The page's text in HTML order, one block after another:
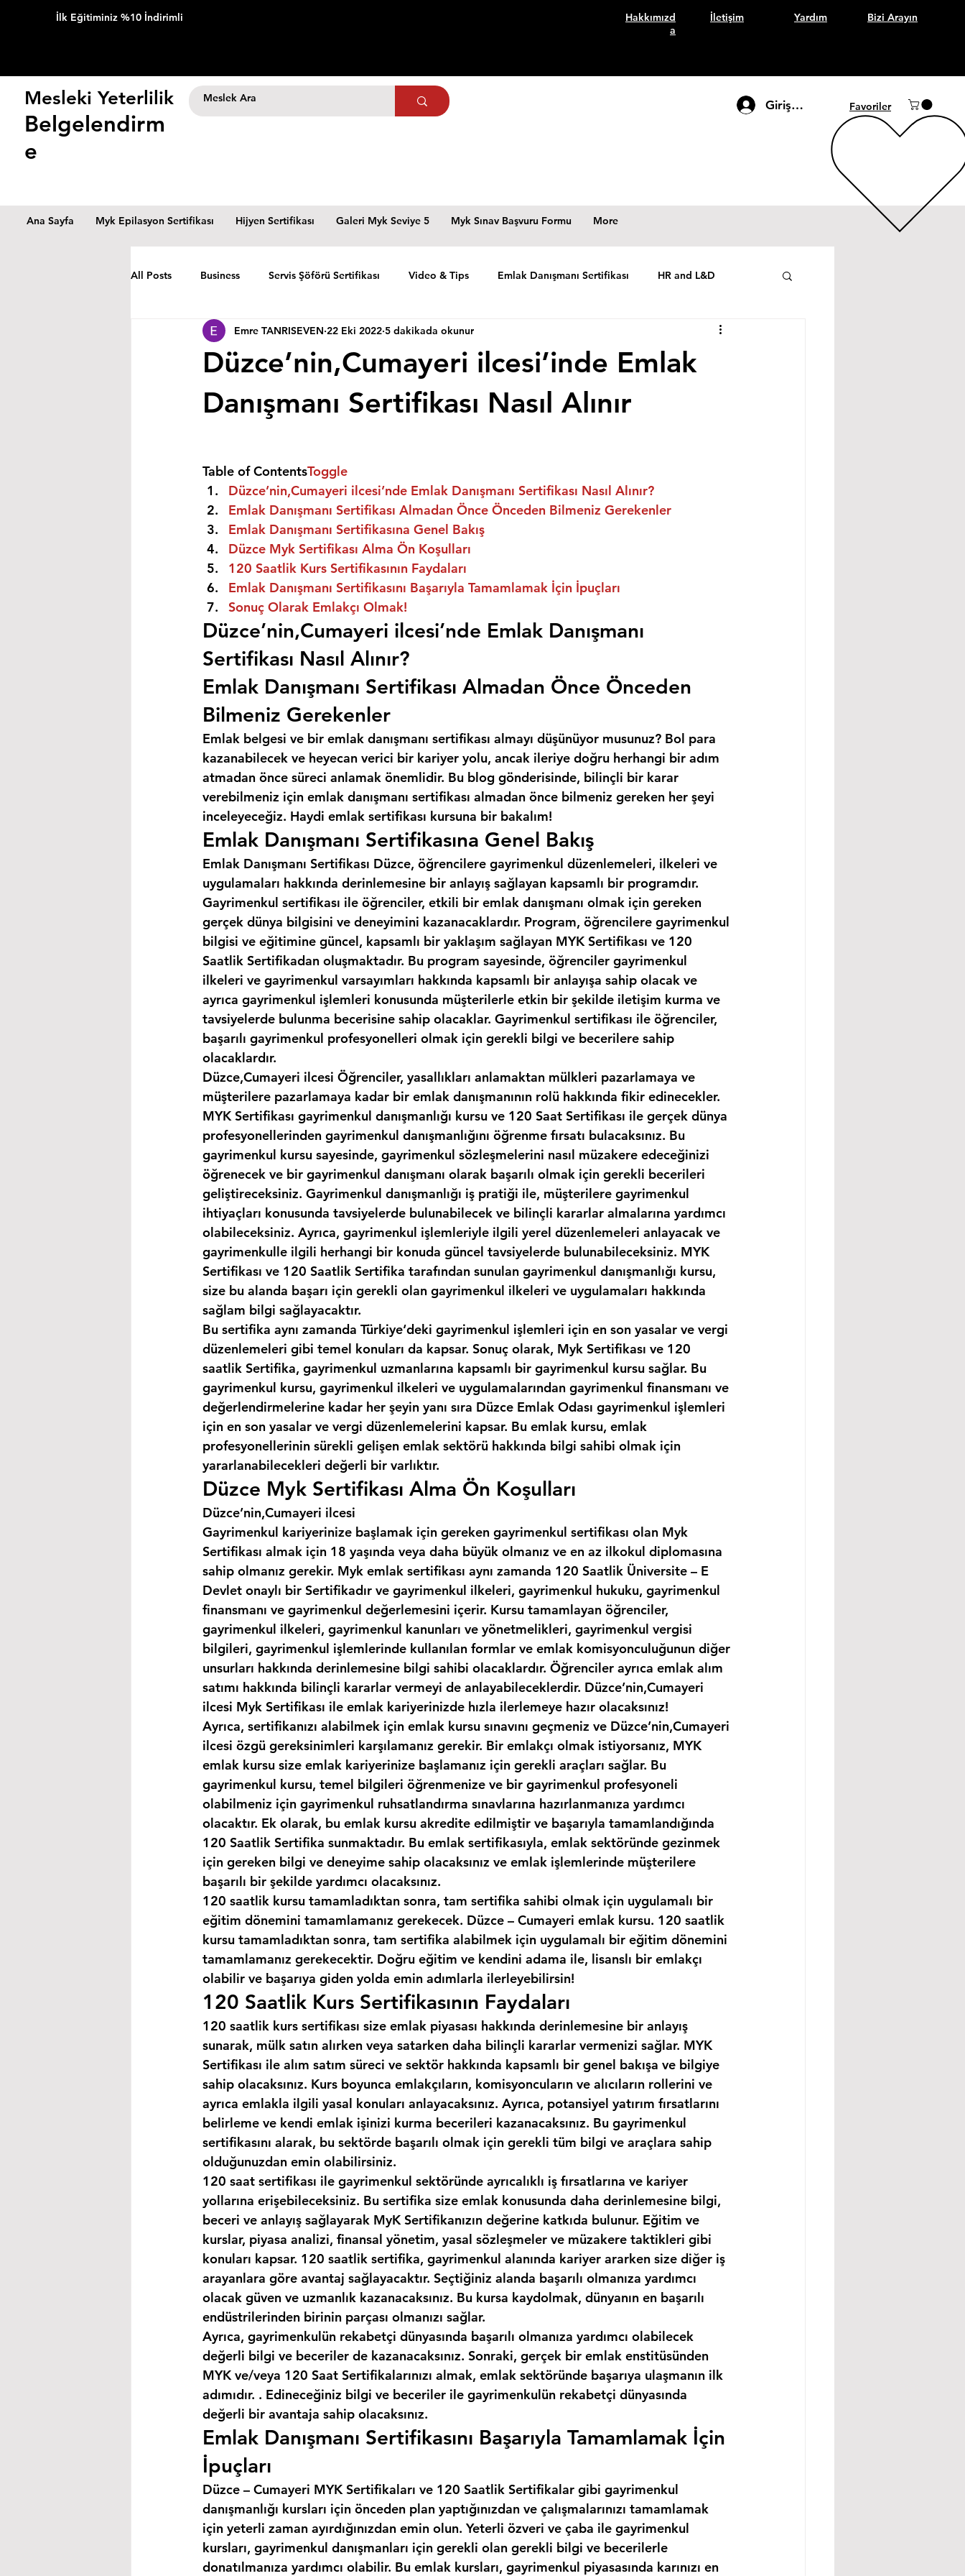
İlk Eğitiminiz %10 İndirimli
Hakkımızd
a
İletişim Yardım Bizi Arayın
Mesleki Yeterlilik
Belgelendirm
e
Giriş Yap Favoriler
Ana Sayfa Myk Epilasyon Sertifikası Hijyen Sertifikası Galeri Myk Seviye 5 Myk Sınav Başvuru Formu More
All Posts Business Servis Şöförü Sertifikası Video & Tips Emlak Danışmanı Sertifikası HR and L&D
Düzce’nin,Cumayeri ilcesi’inde Emlak
Danışmanı Sertifikası Nasıl Alınır
Emre TANRISEVEN 22 Eki 2022 5 dakikada okunur
Table of ContentsToggle
Düzce’nin,Cumayeri ilcesi’nde Emlak Danışmanı Sertifikası Nasıl Alınır?
Emlak Danışmanı Sertifikası Almadan Önce Önceden Bilmeniz Gerekenler
Emlak Danışmanı Sertifikasına Genel Bakış
Düzce Myk Sertifikası Alma Ön Koşulları
120 Saatlik Kurs Sertifikasının Faydaları
Emlak Danışmanı Sertifikasını Başarıyla Tamamlamak İçin İpuçları
Sonuç Olarak Emlakçı Olmak!
Düzce’nin,Cumayeri ilcesi’nde Emlak Danışmanı
Sertifikası Nasıl Alınır?
Emlak Danışmanı Sertifikası Almadan Önce Önceden
Bilmeniz Gerekenler
Emlak belgesi ve bir emlak danışmanı sertifikası almayı düşünüyor musunuz? Bol para
kazanabilecek ve heyecan verici bir kariyer yolu, ancak ileriye doğru herhangi bir adım
atmadan önce süreci anlamak önemlidir. Bu blog gönderisinde, bilinçli bir karar
verebilmeniz için emlak danışmanı sertifikası almadan önce bilmeniz gereken her şeyi
inceleyeceğiz. Haydi emlak sertifikası kursuna bir bakalım!
Emlak Danışmanı Sertifikasına Genel Bakış
Emlak Danışmanı Sertifikası Düzce, öğrencilere gayrimenkul düzenlemeleri, ilkeleri ve
uygulamaları hakkında derinlemesine bir anlayış sağlayan kapsamlı bir programdır.
Gayrimenkul sertifikası ile öğrenciler, etkili bir emlak danışmanı olmak için gereken
gerçek dünya bilgisini ve deneyimini kazanacaklardır. Program, öğrencilere gayrimenkul
bilgisi ve eğitimine güncel, kapsamlı bir yaklaşım sağlayan MYK Sertifikası ve 120
Saatlik Sertifikadan oluşmaktadır. Bu program sayesinde, öğrenciler gayrimenkul
ilkeleri ve gayrimenkul varsayımları hakkında kapsamlı bir anlayışa sahip olacak ve
ayrıca gayrimenkul işlemleri konusunda müşterilerle etkin bir şekilde iletişim kurma ve
tavsiyelerde bulunma becerisine sahip olacaklar. Gayrimenkul sertifikası ile öğrenciler,
başarılı gayrimenkul profesyonelleri olmak için gerekli bilgi ve becerilere sahip
olacaklardır.
Düzce,Cumayeri ilcesi Öğrenciler, yasallıkları anlamaktan mülkleri pazarlamaya ve
müşterilere pazarlamaya kadar bir emlak danışmanının rolü hakkında fikir edinecekler.
MYK Sertifikası gayrimenkul danışmanlığı kursu ve 120 Saat Sertifikası ile gerçek dünya
profesyonellerinden gayrimenkul danışmanlığını öğrenme fırsatı bulacaksınız. Bu
gayrimenkul kursu sayesinde, gayrimenkul sözleşmelerini nasıl müzakere edeceğinizi
öğrenecek ve bir gayrimenkul danışmanı olarak başarılı olmak için gerekli becerileri
geliştireceksiniz. Gayrimenkul danışmanlığı iş pratiği ile, müşterilere gayrimenkul
ihtiyaçları konusunda tavsiyelerde bulunabilecek ve bilinçli kararlar almalarına yardımcı
olabileceksiniz. Ayrıca, gayrimenkul işlemleriyle ilgili yerel düzenlemeleri anlayacak ve
gayrimenkulle ilgili herhangi bir konuda güncel tavsiyelerde bulunabileceksiniz. MYK
Sertifikası ve 120 Saatlik Sertifika tarafından sunulan gayrimenkul danışmanlığı kursu,
size bu alanda başarı için gerekli olan gayrimenkul ilkeleri ve uygulamaları hakkında
sağlam bilgi sağlayacaktır.
Bu sertifika aynı zamanda Türkiye‘deki gayrimenkul işlemleri için en son yasalar ve vergi
düzenlemeleri gibi temel konuları da kapsar. Sonuç olarak, Myk Sertifikası ve 120
saatlik Sertifika, gayrimenkul uzmanlarına kapsamlı bir gayrimenkul kursu sağlar. Bu
gayrimenkul kursu, gayrimenkul ilkeleri ve uygulamalarından gayrimenkul finansmanı ve
değerlendirmelerine kadar her şeyin yanı sıra Düzce Emlak Odası gayrimenkul işlemleri
için en son yasalar ve vergi düzenlemelerini kapsar. Bu emlak kursu, emlak
profesyonellerinin sürekli gelişen emlak sektörü hakkında bilgi sahibi olmak için
yararlanabilecekleri değerli bir varlıktır.
Düzce Myk Sertifikası Alma Ön Koşulları
Düzce’nin,Cumayeri ilcesi
Gayrimenkul kariyerinize başlamak için gereken gayrimenkul sertifikası olan Myk
Sertifikası almak için 18 yaşında veya daha büyük olmanız ve en az ilkokul diplomasına
sahip olmanız gerekir. Myk emlak sertifikası aynı zamanda 120 Saatlik Üniversite – E
Devlet onaylı bir Sertifikadır ve gayrimenkul ilkeleri, gayrimenkul hukuku, gayrimenkul
finansmanı ve gayrimenkul değerlemesini içerir. Kursu tamamlayan öğrenciler,
gayrimenkul ilkeleri, gayrimenkul kanunları ve yönetmelikleri, gayrimenkul vergisi
bilgileri, gayrimenkul işlemlerinde kullanılan formlar ve emlak komisyonculuğunun diğer
unsurları hakkında derinlemesine bilgi sahibi olacaklardır. Öğrenciler ayrıca emlak alım
satımı hakkında bilinçli kararlar vermeyi de anlayabileceklerdir. Düzce’nin,Cumayeri
ilcesi Myk Sertifikası ile emlak kariyerinizde hızla ilerlemeye hazır olacaksınız!
Ayrıca, sertifikanızı alabilmek için emlak kursu sınavını geçmeniz ve Düzce’nin,Cumayeri
ilcesi özgü gereksinimleri karşılamanız gerekir. Bir emlakçı olmak istiyorsanız, MYK
emlak kursu size emlak kariyerinize başlamanız için gerekli araçları sağlar. Bu
gayrimenkul kursu, temel bilgileri öğrenmenize ve bir gayrimenkul profesyoneli
olabilmeniz için gayrimenkul ruhsatlandırma sınavlarına hazırlanmanıza yardımcı
olacaktır. Ek olarak, bu emlak kursu akredite edilmiştir ve başarıyla tamamlandığında
120 Saatlik Sertifika sunmaktadır. Bu emlak sertifikasıyla, emlak sektöründe gezinmek
için gereken bilgi ve deneyime sahip olacaksınız ve emlak işlemlerinde müşterilere
başarılı bir şekilde yardımcı olacaksınız.
120 saatlik kursu tamamladıktan sonra, tam sertifika sahibi olmak için uygulamalı bir
eğitim dönemini tamamlamanız gerekecek. Düzce – Cumayeri emlak kursu. 120 saatlik
kursu tamamladıktan sonra, tam sertifika alabilmek için uygulamalı bir eğitim dönemini
tamamlamanız gerekecektir. Doğru eğitim ve kendini adama ile, lisanslı bir emlakçı
olabilir ve başarıya giden yolda emin adımlarla ilerleyebilirsin!
120 Saatlik Kurs Sertifikasının Faydaları
120 saatlik kurs sertifikası size emlak piyasası hakkında derinlemesine bir anlayış
sunarak, mülk satın alırken veya satarken daha bilinçli kararlar vermenizi sağlar. MYK
Sertifikası ile alım satım süreci ve sektör hakkında kapsamlı bir genel bakışa ve bilgiye
sahip olacaksınız. Kurs boyunca emlakçıların, komisyoncuların ve alıcıların rollerini ve
ayrıca emlakla ilgili yasal konuları anlayacaksınız. Ayrıca, potansiyel yatırım fırsatlarını
belirleme ve kendi emlak işinizi kurma becerileri kazanacaksınız. Bu gayrimenkul
sertifikasını alarak, bu sektörde başarılı olmak için gerekli tüm bilgi ve araçlara sahip
olduğunuzdan emin olabilirsiniz.
120 saat sertifikası ile gayrimenkul sektöründe ayrıcalıklı iş fırsatlarına ve kariyer
yollarına erişebileceksiniz. Bu sertifika size emlak konusunda daha derinlemesine bilgi,
beceri ve anlayış sağlayarak MyK Sertifikanızın değerine katkıda bulunur. Eğitim ve
kurslar, piyasa analizi, finansal yönetim, yasal sözleşmeler ve müzakere taktikleri gibi
konuları kapsar. 120 saatlik sertifika, gayrimenkul alanında kariyer ararken size diğer iş
arayanlara göre avantaj sağlayacaktır. Seçtiğiniz alanda başarılı olmanıza yardımcı
olacak güven ve uzmanlık kazanacaksınız. Bu kursa kaydolmak, dünyanın en başarılı
endüstrilerinden birinin parçası olmanızı sağlar.
Ayrıca, gayrimenkulün rekabetçi dünyasında başarılı olmanıza yardımcı olabilecek
değerli bilgi ve beceriler de kazanacaksınız. Sonraki, gerçek bir emlak enstitüsünden
MYK ve/veya 120 Saat Sertifikalarınızı almak, emlak sektöründe başarıya ulaşmanın ilk
adımıdır. . Edineceğiniz bilgi ve beceriler ile gayrimenkulün rekabetçi dünyasında
değerli bir avantaja sahip olacaksınız.
Emlak Danışmanı Sertifikasını Başarıyla Tamamlamak İçin
İpuçları
Düzce – Cumayeri MYK Sertifikaları ve 120 Saatlik Sertifikalar gibi gayrimenkul
danışmanlığı kursları için önceden plan yaptığınızdan ve çalışmalarınızı tamamlamak
için yeterli zaman ayırdığınızdan emin olun. Yeterli özveri ve çaba ile gayrimenkul
kursları, gayrimenkul danışmanları için gerekli olan gerekli bilgi ve becerilerle
donatılmanıza yardımcı olabilir. Bu emlak kursları, gayrimenkul piyasasında karınızı en